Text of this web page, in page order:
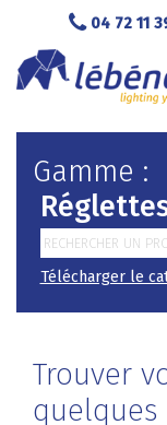
04 72 11
Gamme :
Télécharger le
Trouver
quelques